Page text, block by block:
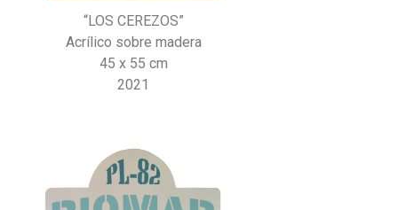
“LOS CEREZOS”
Acrílico sobre madera
45 x 55 cm
2021